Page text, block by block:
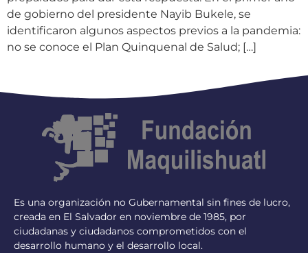
de gobierno del presidente Nayib Bukele, se
identificaron algunos aspectos previos a la pandemia:
no se conoce el Plan Quinquenal de Salud; […]
Es una organización no Gubernamental sin fines de lucro,
creada en El Salvador en noviembre de 1985, por
ciudadanas y ciudadanos comprometidos con el
desarrollo humano y el desarrollo local.